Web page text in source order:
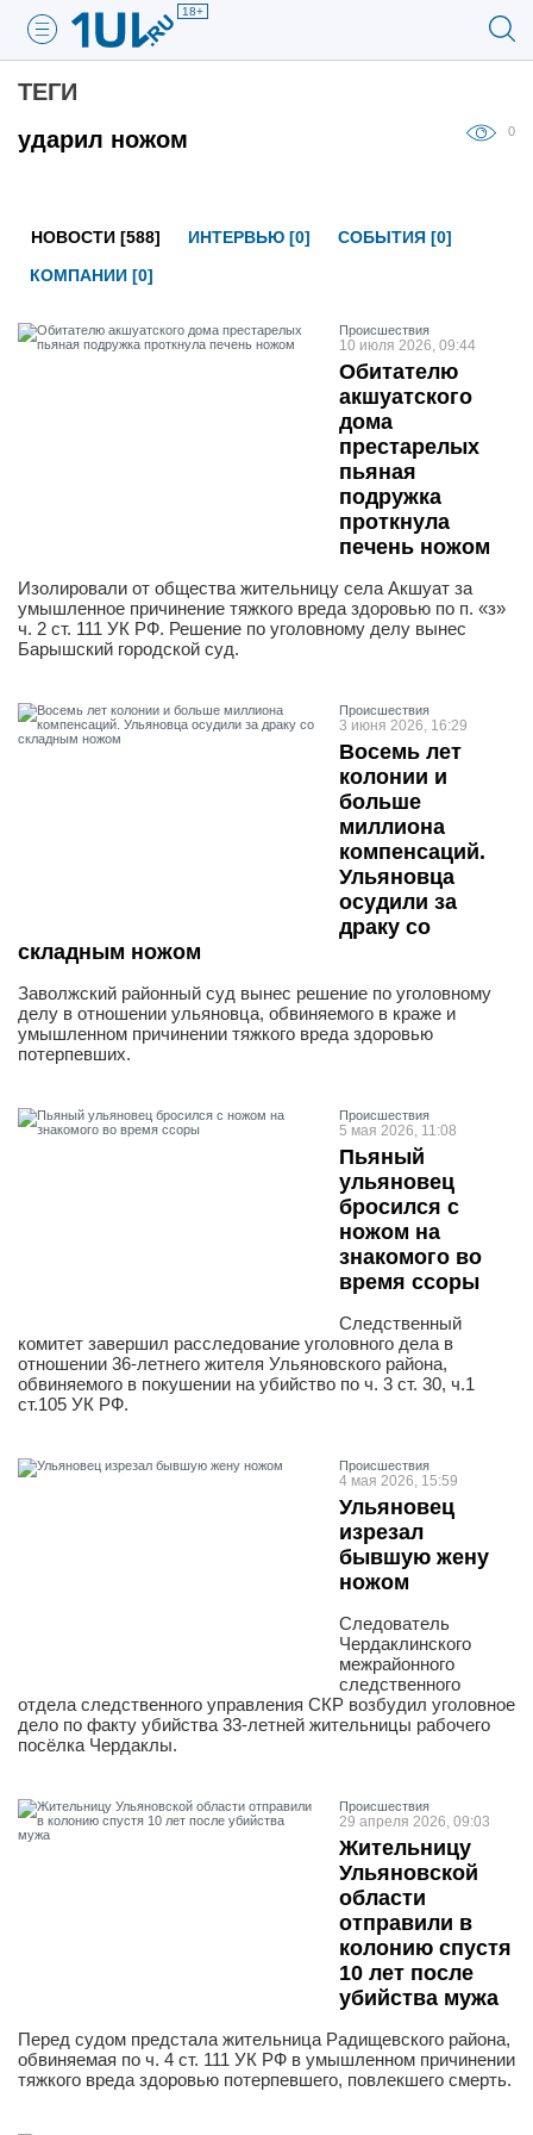
18+
ТЕГИ
ударил ножом
0
НОВОСТИ [588] ИНТЕРВЬЮ [0]
СОБЫТИЯ [0]
КОМПАНИИ [0]
Проиcшествия
10 июля 2026, 09:44
Обитателю
акшуатского
дома
престарелых
пьяная
подружка
проткнула
печень ножом
Изолировали от общества жительницу села Акшуат за
умышленное причинение тяжкого вреда здоровью по п. «з»
ч. 2 ст. 111 УК РФ. Решение по уголовному делу вынес
Барышский городской суд.
Проиcшествия
3 июня 2026, 16:29
Восемь лет
колонии и
больше
миллиона
компенсаций.
Ульяновца
осудили за
драку со
складным ножом
Заволжский районный суд вынес решение по уголовному
делу в отношении ульяновца, обвиняемого в краже и
умышленном причинении тяжкого вреда здоровью
потерпевших.
Проиcшествия
5 мая 2026, 11:08
Пьяный
ульяновец
бросился с
ножом на
знакомого во
время ссоры
Следственный
комитет завершил расследование уголовного дела в
отношении 36-летнего жителя Ульяновского района,
обвиняемого в покушении на убийство по ч. 3 ст. 30, ч.1
ст.105 УК РФ.
Проиcшествия
4 мая 2026, 15:59
Ульяновец
изрезал
бывшую жену
ножом
Следователь
Чердаклинского
межрайонного
следственного
отдела следственного управления СКР возбудил уголовное
дело по факту убийства 33-летней жительницы рабочего
посёлка Чердаклы.
Проиcшествия
29 апреля 2026, 09:03
Жительницу
Ульяновской
области
отправили в
колонию спустя
10 лет после
убийства мужа
Перед судом предстала жительница Радищевского района,
обвиняемая по ч. 4 ст. 111 УК РФ в умышленном причинении
тяжкого вреда здоровью потерпевшего, повлекшего смерть.